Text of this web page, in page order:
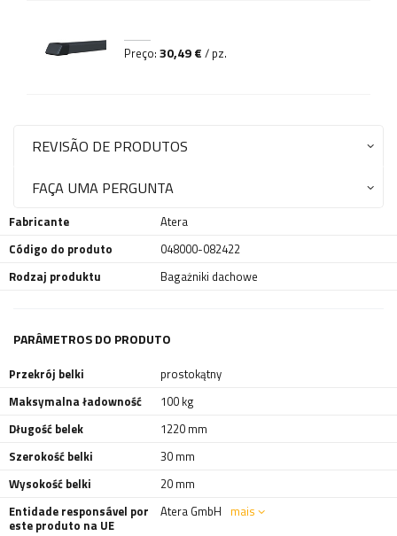
Preço: 30,49 € / pz.
REVISÃO DE PRODUTOS
FAÇA UMA PERGUNTA
Fabricante
Atera
Código do produto
048000-082422
Rodzaj produktu
Bagażniki dachowe
PARÂMETROS DO PRODUTO
Przekrój belki
prostokątny
Maksymalna ładowność
100 kg
Długość belek
1220 mm
Szerokość belki
30 mm
Wysokość belki
20 mm
Entidade responsável por
este produto na UE
Atera GmbH mais